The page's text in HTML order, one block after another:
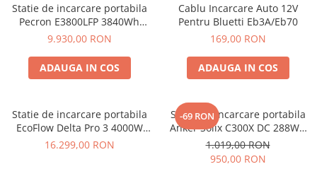
Acumulatori Moto
Electronice
Invertoare Tensiune
Roboti Pornire Auto
electrice
UPS Centrale Termice
Statie de incarcare portabila
Pecron E3800LFP 3840Wh
4200W + Carucior CADOU
9.930,00 RON
ADAUGA IN COS
Cablu Incarcare Auto 12V
Pentru Bluetti Eb3A/Eb70
169,00 RON
ADAUGA IN COS
Statie de incarcare portabila
EcoFlow Delta Pro 3 4000W
4096Wh
16.299,00 RON
-69 RON
Statie de incarcare portabila
Anker Solix C300X DC 288Wh
300W
1.019,00 RON
950,00 RON